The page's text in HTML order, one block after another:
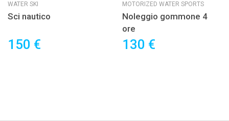
WATER SKI
Sci nautico
150 €
MOTORIZED WATER SPORTS
Noleggio gommone 4
ore
130 €